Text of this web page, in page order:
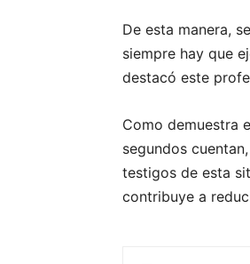
De esta manera,
siempre hay que
destacó este
Como demuestra
segundos
testigos de esta
contribuye a